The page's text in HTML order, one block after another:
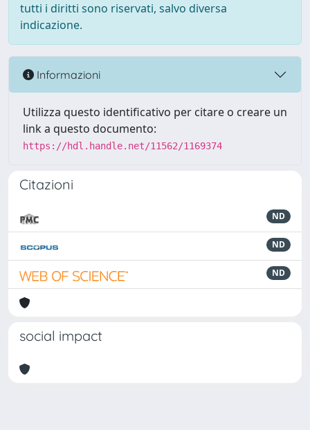
tutti i diritti sono riservati, salvo diversa
indicazione.
Informazioni
Utilizza questo identificativo per citare o creare un
link a questo documento:
https://hdl.handle.net/11562/1169374
Citazioni
ND
ND
ND
social impact